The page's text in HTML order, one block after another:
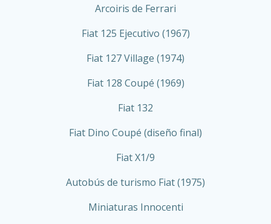
Arcoiris de Ferrari
Fiat 125 Ejecutivo (1967)
Fiat 127 Village (1974)
Fiat 128 Coupé (1969)
Fiat 132
Fiat Dino Coupé (diseño final)
Fiat X1/9
Autobús de turismo Fiat (1975)
Miniaturas Innocenti